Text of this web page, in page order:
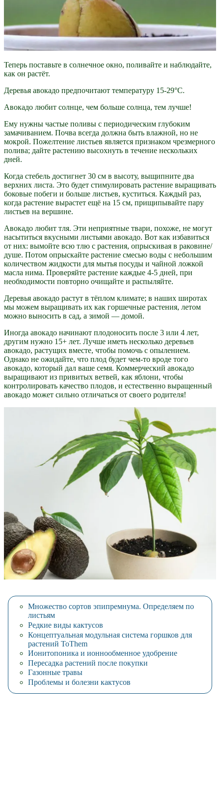
Теперь поставьте в солнечное окно, поливайте и наблюдайте,
как он растёт.
Деревья авокадо предпочитают температуру 15-29°C.
Авокадо любит солнце, чем больше солнца, тем лучше!
Ему нужны частые поливы с периодическим глубоким
замачиванием. Почва всегда должна быть влажной, но не
мокрой. Пожелтение листьев является признаком чрезмерного
полива; дайте растению высохнуть в течение нескольких
дней.
Когда стебель достигнет 30 см в высоту, выщипните два
верхних листа. Это будет стимулировать растение выращивать
боковые побеги и больше листьев, куститься. Каждый раз,
когда растение вырастет ещё на 15 см, прищипывайте пару
листьев на вершине.
Авокадо любит тля. Эти неприятные твари, похоже, не могут
насытиться вкусными листьями авокадо. Вот как избавиться
от них: вымойте всю тлю с растения, опрыскивая в раковине/
душе. Потом опрыскайте растение смесью воды с небольшим
количеством жидкости для мытья посуды и чайной ложкой
масла нима. Проверяйте растение каждые 4-5 дней, при
необходимости повторно очищайте и распыляйте.
Деревья авокадо растут в тёплом климате; в наших широтах
мы можем выращивать их как горшечные растения, летом
можно выносить в сад, а зимой — домой.
Иногда авокадо начинают плодоносить после 3 или 4 лет,
другим нужно 15+ лет. Лучше иметь несколько деревьев
авокадо, растущих вместе, чтобы помочь с опылением.
Однако не ожидайте, что плод будет чем-то вроде того
авокадо, который дал ваше семя. Коммерческий авокадо
выращивают из привитых ветвей, как яблони, чтобы
контролировать качество плодов, и естественно выращенный
авокадо может сильно отличаться от своего родителя!
Множество сортов эпипремнума. Определяем по
листьям
Редкие виды кактусов
Концептуальная модульная система горшков для
растений ToThem
Ионитопоника и ионнообменное удобрение
Пересадка растений после покупки
Газонные травы
Проблемы и болезни кактусов